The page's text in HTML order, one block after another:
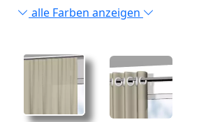
alle Farben anzeigen